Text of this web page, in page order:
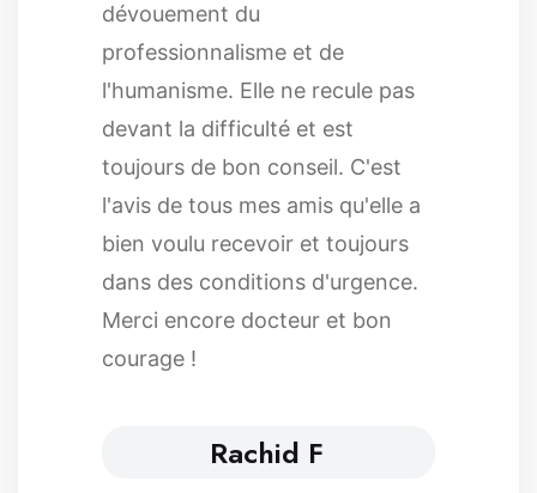
dévouement du
professionnalisme et de
l'humanisme. Elle ne recule pas
devant la difficulté et est
toujours de bon conseil. C'est
l'avis de tous mes amis qu'elle a
bien voulu recevoir et toujours
dans des conditions d'urgence.
Merci encore docteur et bon
courage !
Rachid F